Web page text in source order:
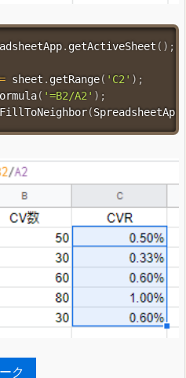
. getActiveSheet ( ) ;
= sheet . getRange( 'C2' ) ;
( '=B2/A2' ) ;
(SpreadsheetApp
ク